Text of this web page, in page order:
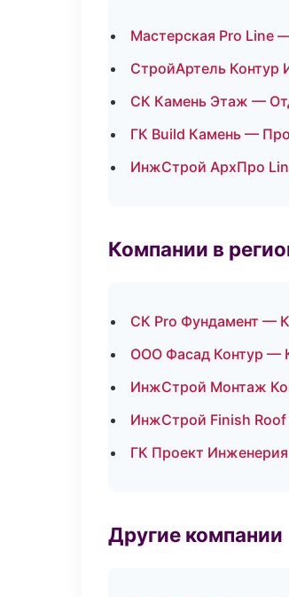
Мастерская Pro Line
СтройАртель Контур
СК Камень Этаж —
ГК Build Камень —
ИнжСтрой АрхПро
Компании в
СК Pro Фундамент —
ООО Фасад Контур —
ИнжСтрой Монтаж
ИнжСтрой Finish
ГК Проект
Другие компании